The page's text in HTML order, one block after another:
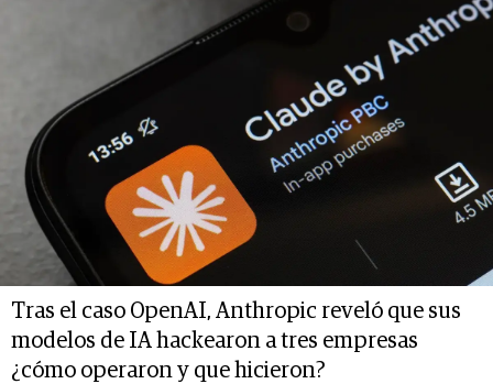
Tras el caso OpenAI, Anthropic reveló que sus
modelos de IA hackearon a tres empresas
¿cómo operaron y que hicieron?